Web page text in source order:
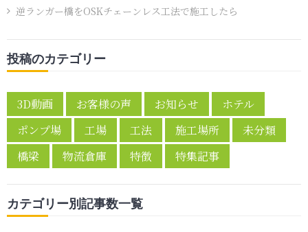
逆ランガー橋をOSKチェーンレス工法で施工したら
投稿のカテゴリー
3D動画 お客様の声 お知らせ
ホテル
ポンプ場
工場 工法 施工場所
未分類
橋梁
物流倉庫 特徴 特集記事
カテゴリー別記事数一覧